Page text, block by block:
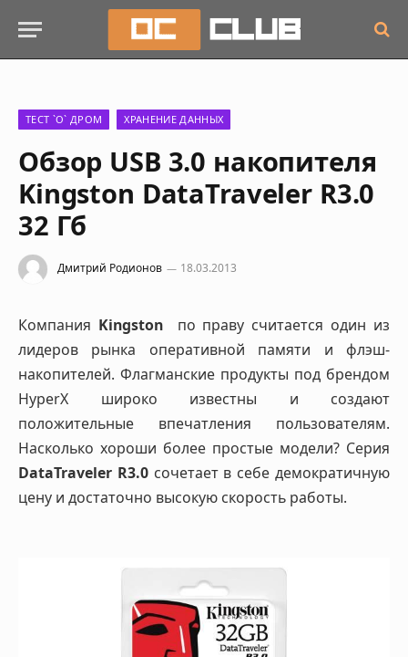
ТЕСТ `О` ДРОМ ХРАНЕНИЕ ДАННЫХ
Обзор USB 3.0 накопителя
Kingston DataTraveler R3.0
32 Гб
Дмитрий Родионов 18.03.2013
Компания Kingston
по праву считается один из
лидеров рынка оперативной памяти и флэш-
накопителей. Флагманские продукты под брендом
HyperX широко известны и создают
положительные впечатления пользователям.
Насколько хороши более простые модели? Серия
DataTraveler R3.0сочетает в себе демократичную
цену и достаточно высокую скорость работы.